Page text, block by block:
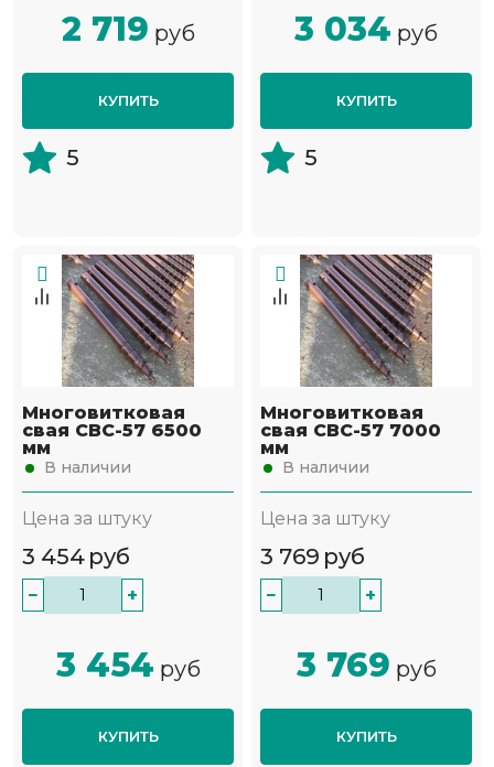
2 719 руб
КУПИТЬ
5
3 034 руб
КУПИТЬ
5
Многовитковая
свая СВС-57 6500
мм
В наличии
Цена за штуку
3 454 руб
− +
3 454 руб
КУПИТЬ
Многовитковая
свая СВС-57 7000
мм
В наличии
Цена за штуку
3 769 руб
− +
3 769 руб
КУПИТЬ